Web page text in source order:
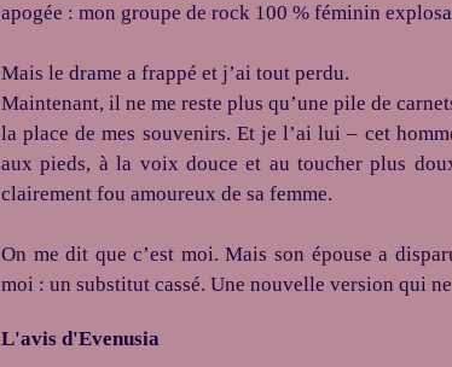
apogée : mon groupe de rock 100 % féminin
Mais le drame a frappé et j’ai tout perdu.
Maintenant, il ne me reste plus qu’une pile de
la place de mes souvenirs. Et je l’ai lui – cet
aux pieds, à la voix douce et au toucher plus
clairement fou amoureux de sa femme.
On me dit que c’est moi. Mais son épouse a
moi : un substitut cassé. Une nouvelle version qui
L'avis d'Evenusia